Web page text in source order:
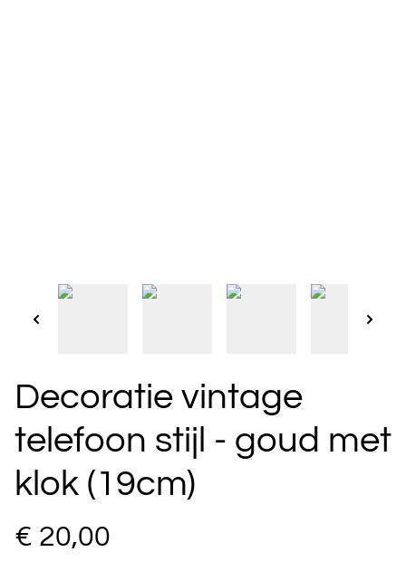
Decoratie vintage
telefoon stijl - goud met
klok (19cm)
€ 20,00